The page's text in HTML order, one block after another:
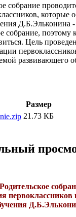
собрание
которые
собрание, поэтому
Цель
развивающего
Размер
21.73 КБ
Родительское